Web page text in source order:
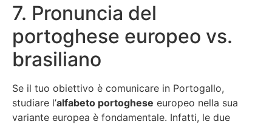
7. Pronuncia del
portoghese europeo vs.
brasiliano
Se il tuo obiettivo è comunicare in Portogallo,
studiare l’alfabeto portoghese europeo nella sua
variante europea è fondamentale. Infatti, le due